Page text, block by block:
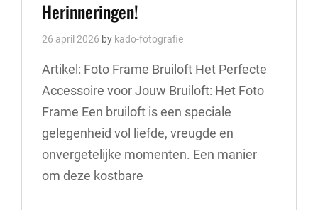
Herinneringen!
26 april 2026 by kado-fotografie
Artikel: Foto Frame Bruiloft Het Perfecte
Accessoire voor Jouw Bruiloft: Het Foto
Frame Een bruiloft is een speciale
gelegenheid vol liefde, vreugde en
onvergetelijke momenten. Een manier
om deze kostbare